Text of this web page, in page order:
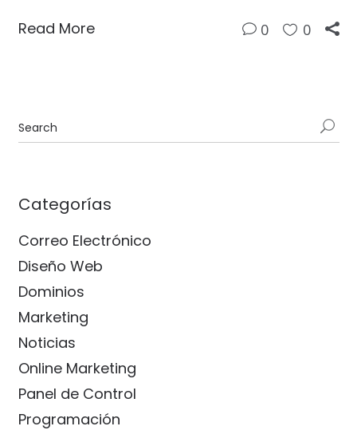
Read More 0 0
Categorías
Correo Electrónico
Diseño Web
Dominios
Marketing
Noticias
Online Marketing
Panel de Control
Programación